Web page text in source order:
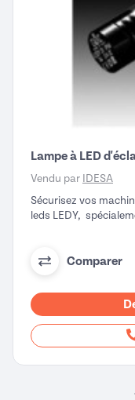
Lampe à LED
Vendu par IDESA
Sécurisez vos
leds LEDY,
Comparer